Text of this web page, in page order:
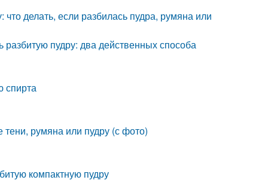
делать, если разбилась пудра, румяна или
разбитую пудру: два действенных способа
спирта
тени, румяна или пудру (с фото)
компактную пудру